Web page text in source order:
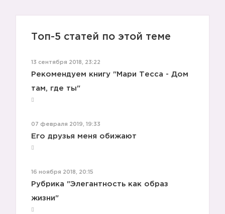
Топ-5 статей по этой теме
13 сентября 2018, 23:22
Рекомендуем книгу "Мари Тесса - Дом
там, где ты"
07 февраля 2019, 19:33
Его друзья меня обижают
16 ноября 2018, 20:15
Рубрика "Элегантность как образ
жизни"